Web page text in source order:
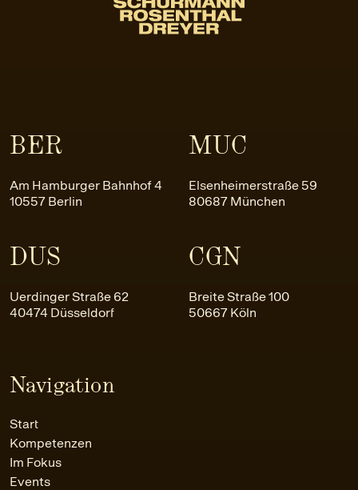
BER
Am Hamburger Bahnhof 4
10557 Berlin
MUC
Elsenheimerstraße 59
80687 München
DUS
Uerdinger Straße 62
40474 Düsseldorf
CGN
Breite Straße 100
50667 Köln
Navigation
Start
Kompetenzen
Im Fokus
Events